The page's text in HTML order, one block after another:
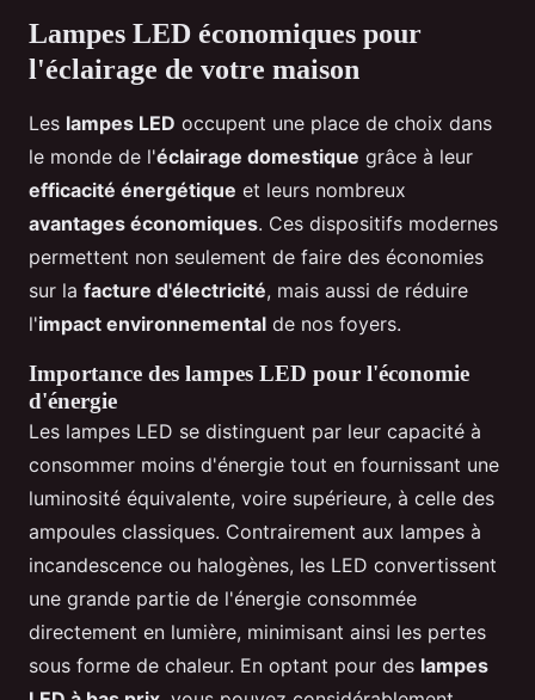
Lampes LED économiques pour
l'éclairage de votre maison
Les lampes LED occupent une place de choix dans
le monde de l'éclairage domestique grâce à leur
efficacité énergétique et leurs nombreux
avantages économiques. Ces dispositifs modernes
permettent non seulement de faire des économies
sur la facture d'électricité, mais aussi de réduire
l'impact environnemental de nos foyers.
Importance des lampes LED pour l'économie
d'énergie
Les lampes LED se distinguent par leur capacité à
consommer moins d'énergie tout en fournissant une
luminosité équivalente, voire supérieure, à celle des
ampoules classiques. Contrairement aux lampes à
incandescence ou halogènes, les LED convertissent
une grande partie de l'énergie consommée
directement en lumière, minimisant ainsi les pertes
sous forme de chaleur. En optant pour des lampes